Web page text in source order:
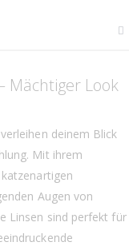
Mächtiger Look
deinem Blick
Mit ihrem
Augen von
Linsen sind perfekt für